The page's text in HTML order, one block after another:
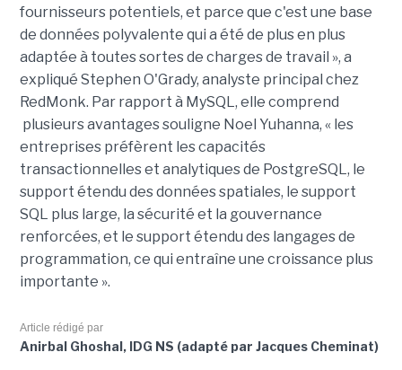
fournisseurs potentiels, et parce que c'est une base
de données polyvalente qui a été de plus en plus
adaptée à toutes sortes de charges de travail », a
expliqué Stephen O'Grady, analyste principal chez
RedMonk. Par rapport à MySQL, elle comprend
plusieurs avantages souligne Noel Yuhanna, « les
entreprises préfèrent les capacités
transactionnelles et analytiques de PostgreSQL, le
support étendu des données spatiales, le support
SQL plus large, la sécurité et la gouvernance
renforcées, et le support étendu des langages de
programmation, ce qui entraîne une croissance plus
importante ».
Article rédigé par
Anirbal Ghoshal, IDG NS (adapté par Jacques Cheminat)